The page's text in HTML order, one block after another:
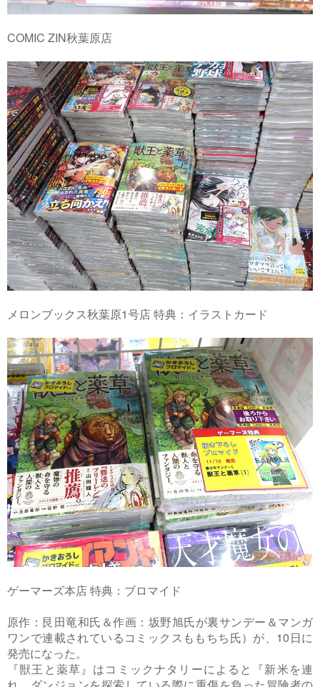
COMIC ZIN秋葉原店
メロンブックス秋葉原1号店 特典：イラストカード
ゲーマーズ本店 特典：ブロマイド
原作：艮田竜和氏＆作画：坂野旭氏が裏サンデー＆マンガ
ワンで連載されているコミックスももちち氏）が、10日に
発売になった。
『獣王と薬草』はコミックナタリーによると『新米を連